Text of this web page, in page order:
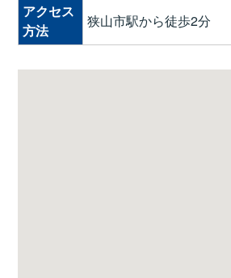
アクセス
方法
狭山市駅から徒歩2分